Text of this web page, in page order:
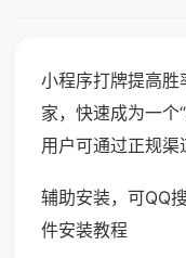
小程序打牌提高
家，快速成为一个
用户可通过正规渠
辅助安装，可QQ
件安装教程